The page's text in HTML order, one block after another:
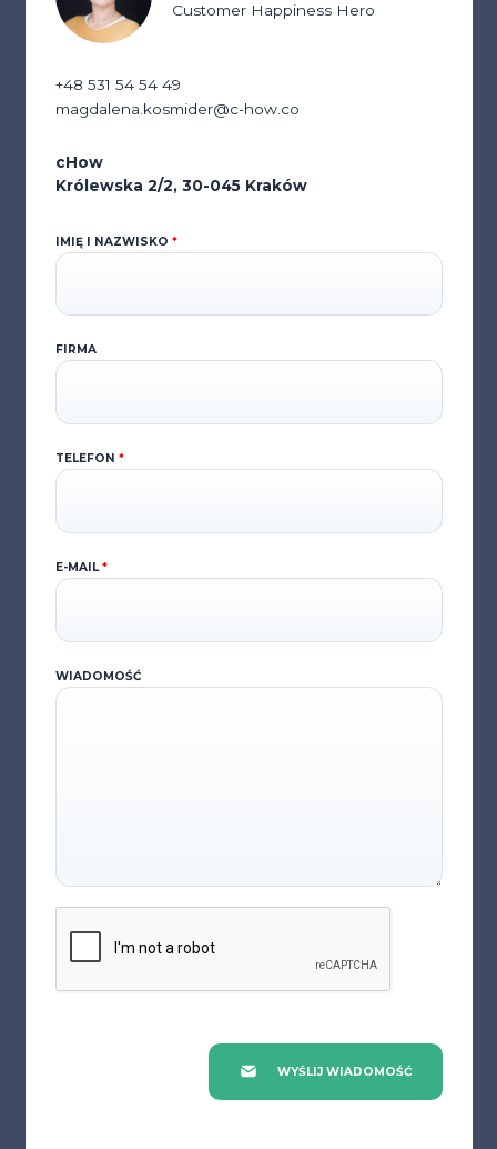
Customer Happiness Hero
+48 531 54 54 49
magdalena.kosmider@c-how.co
cHow
Królewska 2/2, 30-045 Kraków
IMIĘ I NAZWISKO *
FIRMA
TELEFON *
E-MAIL*
WIADOMOŚĆ
WYŚLIJ WIADOMOŚĆ